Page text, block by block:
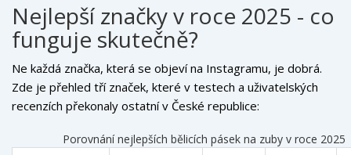
Nejlepší značky v roce 2025 - co
funguje skutečně?
Ne každá značka, která se objeví na Instagramu, je dobrá.
Zde je přehled tří značek, které v testech a uživatelských
recenzích překonaly ostatní v České republice:
Porovnání nejlepších bělicích pásek na zuby v roce 2025